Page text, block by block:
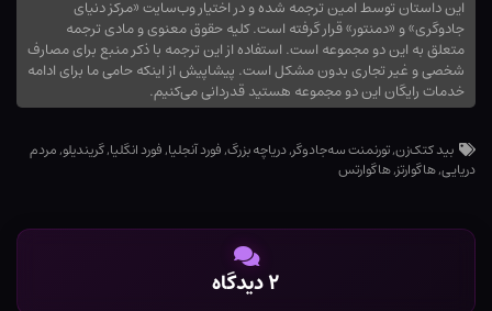
این داستان توسط امین ترجمه شده و در اختیار وب‌سایت «مرکز دنیای
جادوگری» و «دمنتور» قرار گرفته است. کلیه حقوق معنوی و مادی ترجمه
متعلق به این دو مجموعه است. استفاده از این ترجمه با ذکر منبع برای مصارف
شخصی و غیر تجاری بدون مشکل است. پیشاپیش از اینکه حامی ما برای ادامه
خدمات رایگان این دو مجموعه هستید قدردانی می‌کنیم.
بید کتک‌زن,تورنمنت سه‌جادوگر,دریاچه بزرگ,فورد آنجلیا,فورد انگلیا,گریندیلو,مردم
دریایی,هاگوارتز,هاگوارتس
۲ دیدگاه